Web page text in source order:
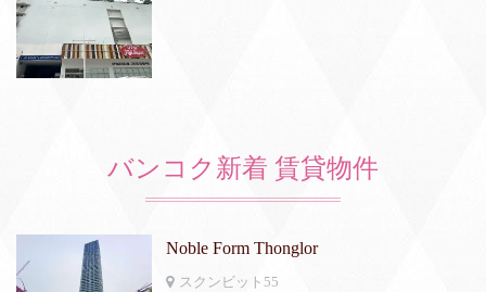
バンコク新着 賃貸物件
Noble Form Thonglor
スクンビット55